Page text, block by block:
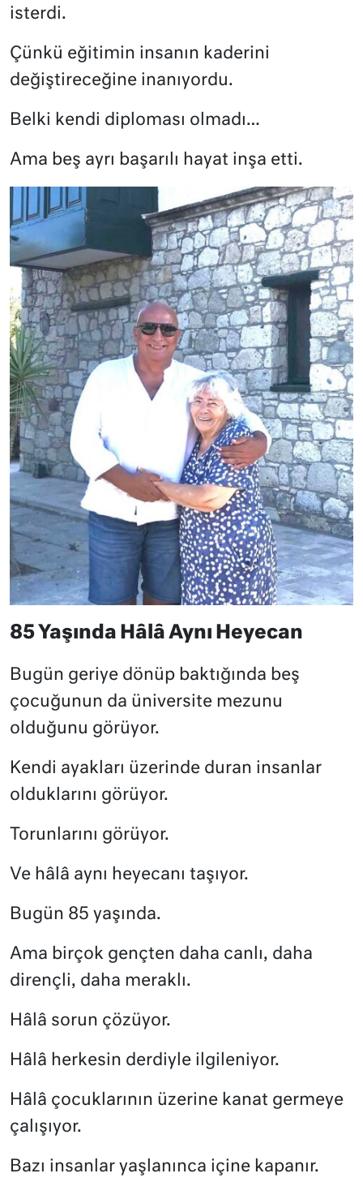
isterdi.
Çünkü eğitimin insanın kaderini
değiştireceğine inanıyordu.
Belki kendi diploması olmadı…
Ama beş ayrı başarılı hayat inşa etti.
85 Yaşında Hâlâ Aynı Heyecan
Bugün geriye dönüp baktığında beş
çocuğunun da üniversite mezunu
olduğunu görüyor.
Kendi ayakları üzerinde duran insanlar
olduklarını görüyor.
Torunlarını görüyor.
Ve hâlâ aynı heyecanı taşıyor.
Bugün 85 yaşında.
Ama birçok gençten daha canlı, daha
dirençli, daha meraklı.
Hâlâ sorun çözüyor.
Hâlâ herkesin derdiyle ilgileniyor.
Hâlâ çocuklarının üzerine kanat germeye
çalışıyor.
Bazı insanlar yaşlanınca içine kapanır.